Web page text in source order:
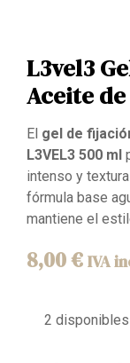
L3vel3
Aceite
El gel de
L3VEL3 500 ml
intenso y
fórmula base
mantiene el
8,00€ IVA
2 disponibles